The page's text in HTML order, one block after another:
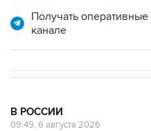
Получать
канале
В РОССИИ
09:49, 6 августа 2026